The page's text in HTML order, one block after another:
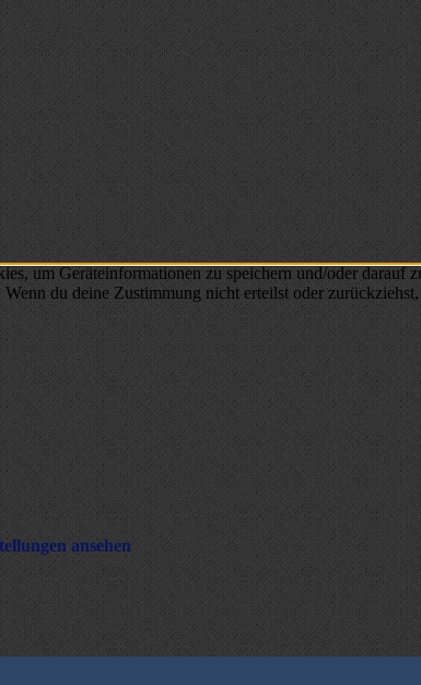
um Geräteinformationen zu speichern und/oder darauf
du deine Zustimmung nicht erteilst oder
ansehen